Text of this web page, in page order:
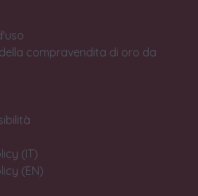
compravendita di oro da
(IT)
(EN)